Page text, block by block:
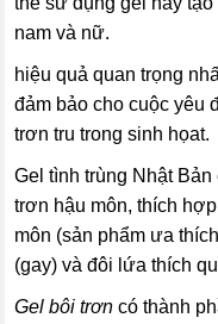
nam và nữ.
hiệu quả quan trọng
đảm bảo cho cuộc yêu
trơn tru trong sinh họat.
Gel tình trùng Nhật Bản
trơn hậu môn, thích
môn (sản phẩm ưa
(gay) và đôi lứa thích
Gel bôi trơn có thành